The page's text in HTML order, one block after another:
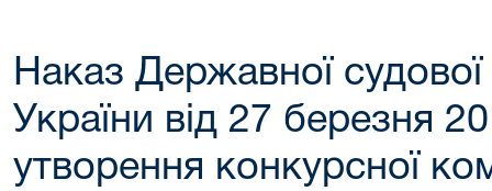
Наказ Державної судової
України від 27 березня
утворення конкурсної